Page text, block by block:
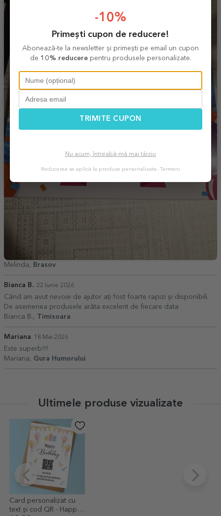
Melinda, Brasov
Bianca B. 22 Iunie 2026
Când am avut nevoie de ajutor ați fost foarte rapizi și disponibili.
De asemenea produsele arăta excelent de fiecare data
Bianca B., Timisoara
Mariana 18 Mai 2026
Este superb!!!
Mariana, Gura Humorului
Ultimele produse vizualizate
Card personalizat cu
text și cod QR - Happy
-10%
Primești cupon de reducere!
Abonează-te la newsletter și primești pe email un cupon
de 10% reducerepentru produsele personalizate.
TRIMITE CUPON
Nu acum, întreabă-mă mai târziu
Reducerea se aplică la produse personalizate. Termeni